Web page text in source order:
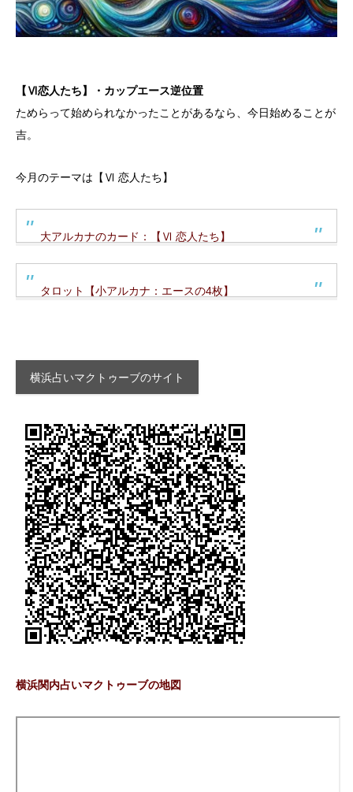
【Ⅵ恋人たち】・カップエース逆位置
ためらって始められなかったことがあるなら、今日始めることが
吉。
今月のテーマは【Ⅵ 恋人たち】
大アルカナのカード：【Ⅵ 恋人たち】
タロット【小アルカナ：エースの4枚】
横浜占いマクトゥーブのサイト
横浜関内占いマクトゥーブの地図